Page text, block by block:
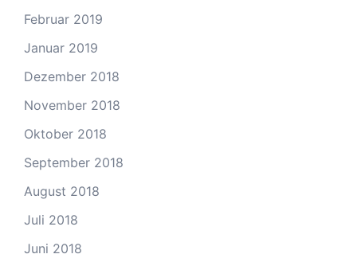
Februar 2019
Januar 2019
Dezember 2018
November 2018
Oktober 2018
September 2018
August 2018
Juli 2018
Juni 2018